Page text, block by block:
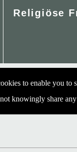
to enable you
knowingly share